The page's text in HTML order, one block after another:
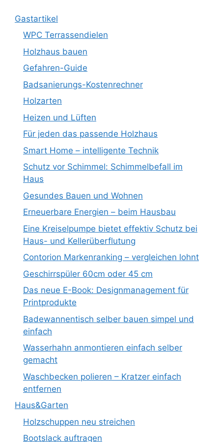
Gastartikel
WPC Terrassendielen
Holzhaus bauen
Gefahren-Guide
Badsanierungs-Kostenrechner
Holzarten
Heizen und Lüften
Für jeden das passende Holzhaus
Smart Home – intelligente Technik
Schutz vor Schimmel: Schimmelbefall im
Haus
Gesundes Bauen und Wohnen
Erneuerbare Energien – beim Hausbau
Eine Kreiselpumpe bietet effektiv Schutz bei
Haus- und Kellerüberflutung
Contorion Markenranking – vergleichen lohnt
Geschirrspüler 60cm oder 45 cm
Das neue E-Book: Designmanagement für
Printprodukte
Badewannentisch selber bauen simpel und
einfach
Wasserhahn anmontieren einfach selber
gemacht
Waschbecken polieren – Kratzer einfach
entfernen
Haus&Garten
Holzschuppen neu streichen
Bootslack auftragen